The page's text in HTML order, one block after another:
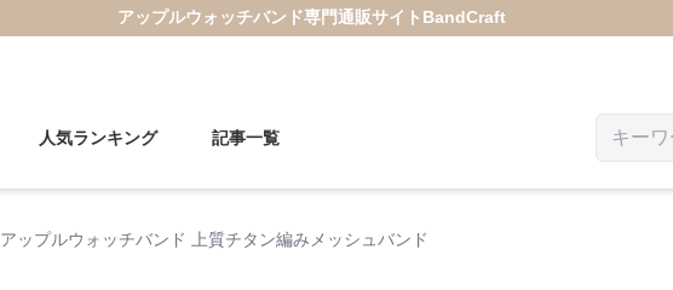
アップルウォッチバンド専門通販サイト BandCraft
人気ランキング 記事一覧
アップルウォッチバンド 上質チタン編みメッシュバンド